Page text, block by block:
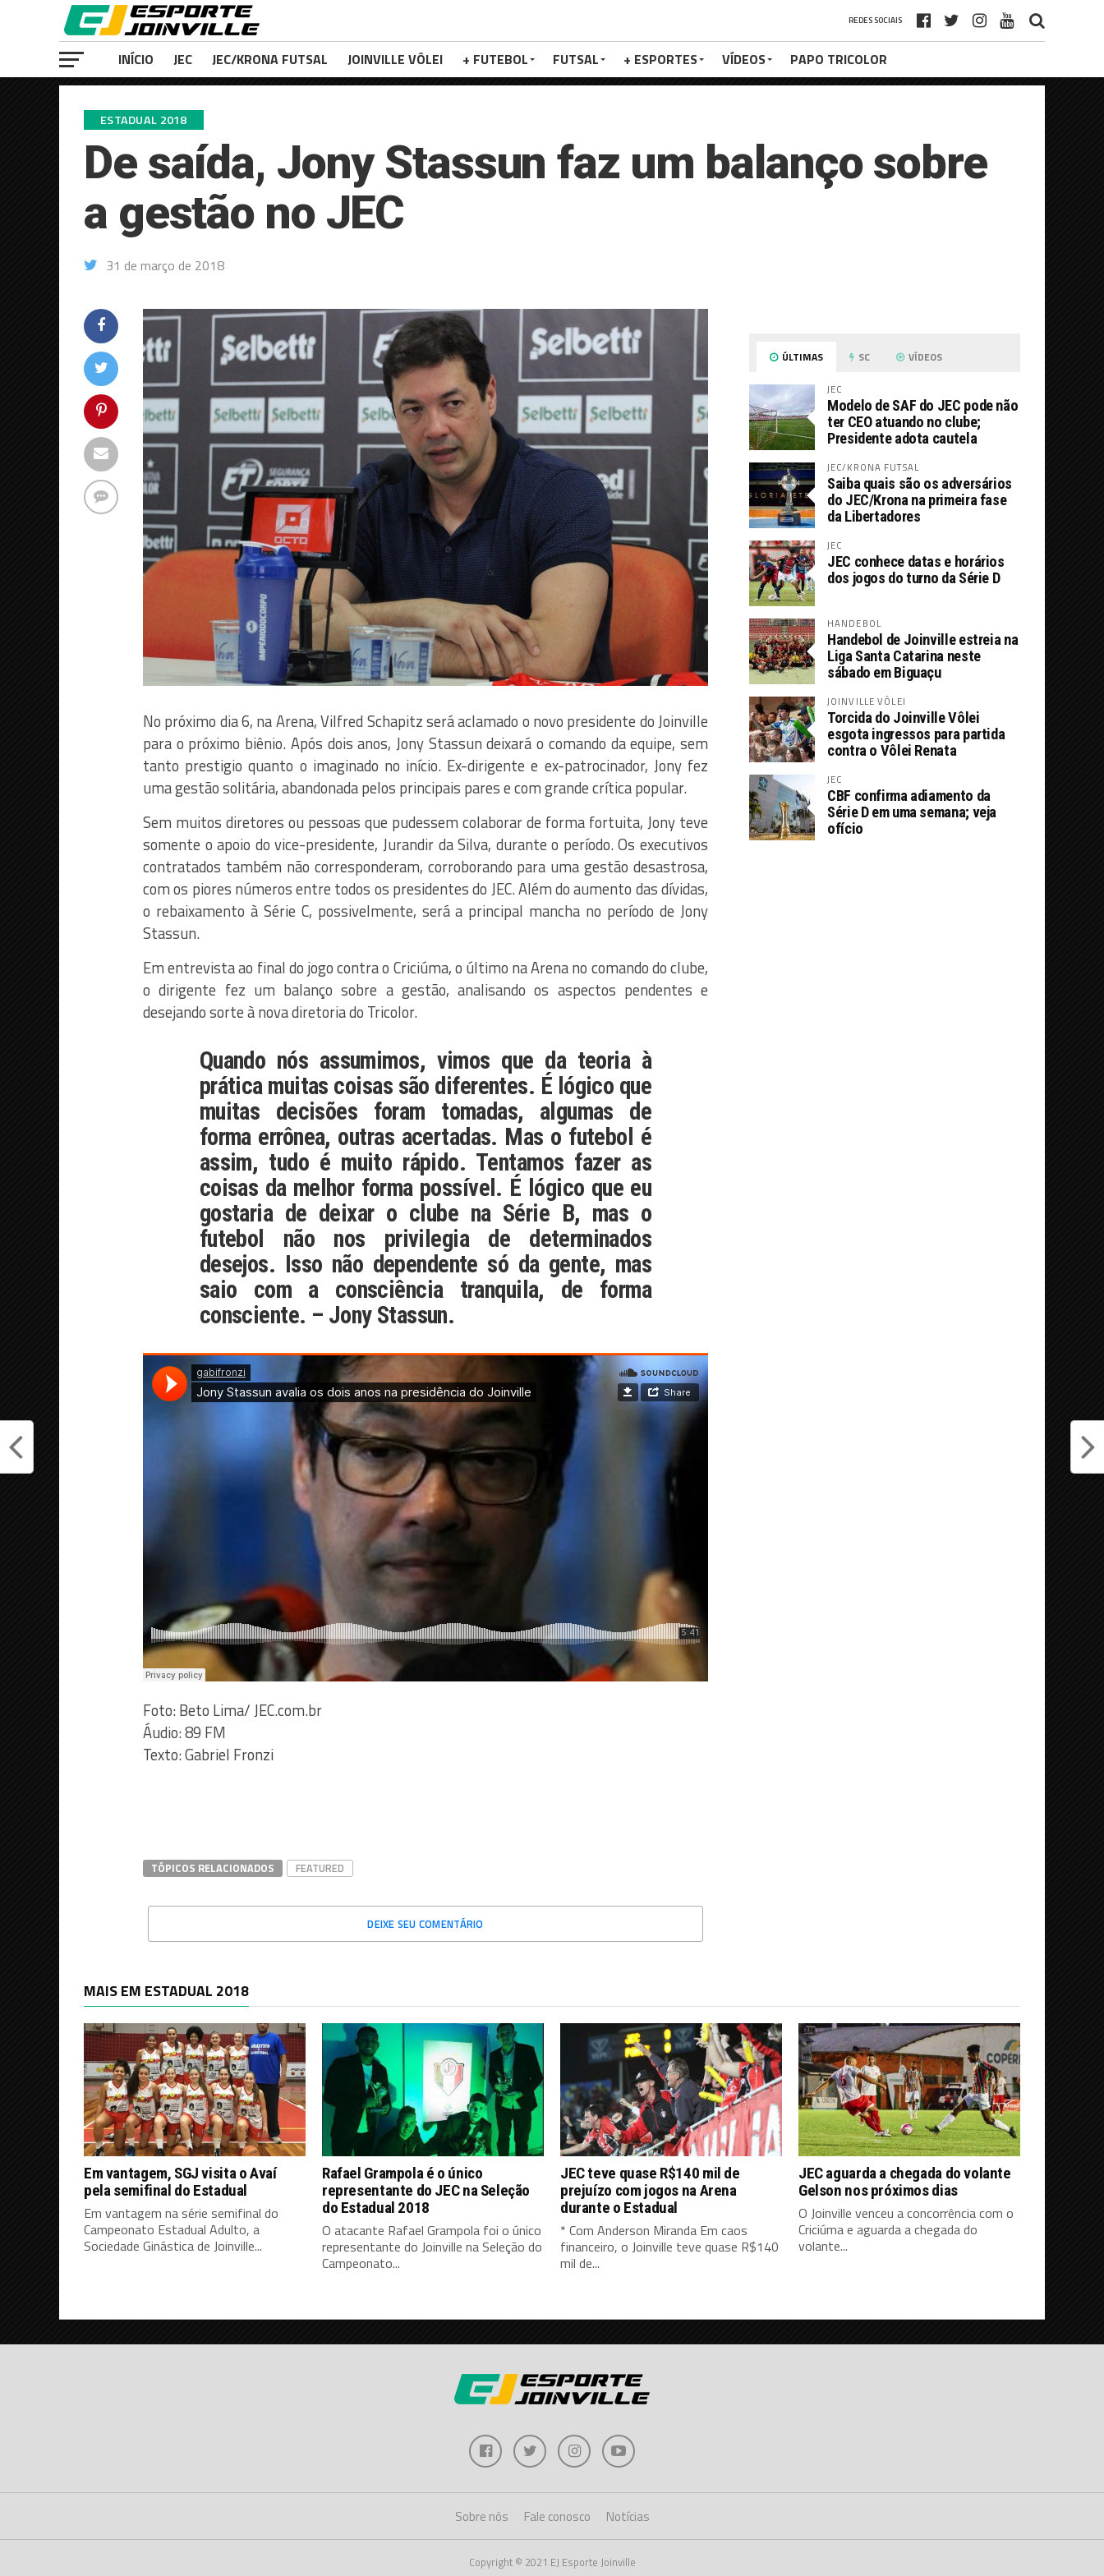
REDES SOCIAIS
INÍCIO JEC JEC/KRONA FUTSAL JOINVILLE VÔLEI + FUTEBOL FUTSAL + ESPORTES VÍDEOS PAPO TRICOLOR
ESTADUAL 2018
De saída, Jony Stassun faz um balanço sobre
a gestão no JEC
31 de março de 2018
No próximo dia 6, na Arena, Vilfred Schapitz será aclamado o novo presidente do Joinville
para o próximo biênio. Após dois anos, Jony Stassun deixará o comando da equipe, sem
tanto prestigio quanto o imaginado no início. Ex-dirigente e ex-patrocinador, Jony fez
uma gestão solitária, abandonada pelos principais pares e com grande crítica popular.
Sem muitos diretores ou pessoas que pudessem colaborar de forma fortuita, Jony teve
somente o apoio do vice-presidente, Jurandir da Silva, durante o período. Os executivos
contratados também não corresponderam, corroborando para uma gestão desastrosa,
com os piores números entre todos os presidentes do JEC. Além do aumento das dívidas,
o rebaixamento à Série C, possivelmente, será a principal mancha no período de Jony
Stassun.
Em entrevista ao final do jogo contra o Criciúma, o último na Arena no comando do clube,
o dirigente fez um balanço sobre a gestão, analisando os aspectos pendentes e
desejando sorte à nova diretoria do Tricolor.
Quando nós assumimos, vimos que da teoria à
prática muitas coisas são diferentes. É lógico que
muitas decisões foram tomadas, algumas de
forma errônea, outras acertadas. Mas o futebol é
assim, tudo é muito rápido. Tentamos fazer as
coisas da melhor forma possível. É lógico que eu
gostaria de deixar o clube na Série B, mas o
futebol não nos privilegia de determinados
desejos. Isso não dependente só da gente, mas
saio com a consciência tranquila, de forma
consciente. – Jony Stassun.
Foto: Beto Lima/ JEC.com.br
Áudio: 89 FM
Texto: Gabriel Fronzi
TÓPICOS RELACIONADOS FEATURED
DEIXE SEU COMENTÁRIO
ÚLTIMAS SC VÍDEOS
JEC
Modelo de SAF do JEC pode não
ter CEO atuando no clube;
Presidente adota cautela
JEC/KRONA FUTSAL
Saiba quais são os adversários
do JEC/Krona na primeira fase
da Libertadores
JEC
JEC conhece datas e horários
dos jogos do turno da Série D
HANDEBOL
Handebol de Joinville estreia na
Liga Santa Catarina neste
sábado em Biguaçu
JOINVILLE VÔLEI
Torcida do Joinville Vôlei
esgota ingressos para partida
contra o Vôlei Renata
JEC
CBF confirma adiamento da
Série D em uma semana; veja
ofício
MAIS EM ESTADUAL 2018
Em vantagem, SGJ visita o Avaí
pela semifinal do Estadual
Em vantagem na série semifinal do
Campeonato Estadual Adulto, a
Sociedade Ginástica de Joinville...
Rafael Grampola é o único
representante do JEC na Seleção
do Estadual 2018
O atacante Rafael Grampola foi o único
representante do Joinville na Seleção do
Campeonato...
JEC teve quase R$140 mil de
prejuízo com jogos na Arena
durante o Estadual
* Com Anderson Miranda Em caos
financeiro, o Joinville teve quase R$140
mil de...
JEC aguarda a chegada do volante
Gelson nos próximos dias
O Joinville venceu a concorrência com o
Criciúma e aguarda a chegada do
volante...
Sobre nós Fale conosco Notícias
Copyright © 2021 EJ Esporte Joinville